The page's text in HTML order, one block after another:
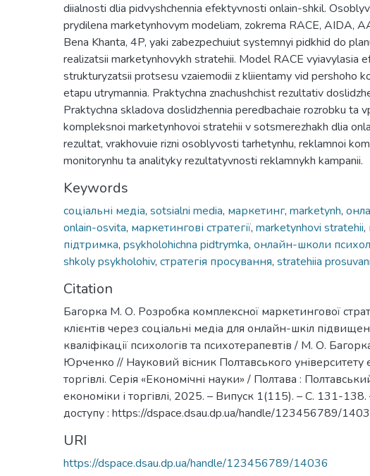
diialnosti dlia pidvyshchennia efektyvnosti onlain-shkil.
prydilena marketynhovym modeliam, zokrema RACE, AIDA,
Bena Khanta, 4P, yaki zabezpechuiut systemnyi pidkhid do
realizatsii marketynhovykh stratehii. Model RACE vyiavylasia
strukturyzatsii protsesu vzaiemodii z kliientamy vid pershoho
etapu utrymannia. Praktychna znachushchist rezultativ
Praktychna skladova doslidzhennia peredbachaie rozrobku ta
kompleksnoi marketynhovoi stratehii v sotsmerezhakh dlia
rezultat, vrakhovuie rizni osoblyvosti tarhetynhu, reklamnoi
monitorynhu ta analityky rezultatyvnosti reklamnykh kampanii.
Keywords
соціальні медіа, sotsialni media, маркетинг, marketynh,
onlain-osvita, маркетингові стратегії, marketynhovi stratehii,
підтримка, psykholohichna pidtrymka, онлайн-школи
shkoly psykholohiv, стратегія просування, stratehiia
Citation
Багорка М. О. Розробка комплексної маркетингової
клієнтів через соціальні медіа для онлайн-шкіл
кваліфікації психологів та психотерапевтів / М. О.
Юрченко // Науковий вісник Полтавського університету
торгівлі. Серія «Економічні науки» / Полтава :
економіки і торгівлі, 2025. – Випуск 1(115). – С. 131-
доступу : https://dspace.dsau.dp.ua/handle/123456789/
URI
https://dspace.dsau.dp.ua/handle/123456789/14036